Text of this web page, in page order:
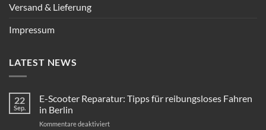
Versand & Lieferung
Impressum
LATEST NEWS
22
Sep.
E-Scooter Reparatur: Tipps für reibungsloses Fahren
in Berlin
Kommentare deaktiviertfür